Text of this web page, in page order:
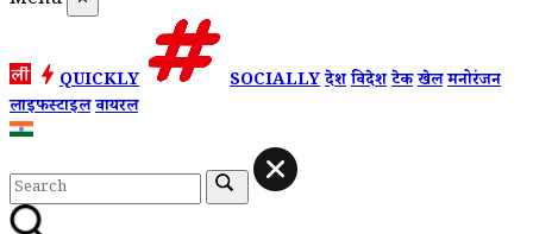
QUICKLY SOCIALLYदेशविदेशटेकखेलमनोरंजन
लाइफस्टाइलवायरल